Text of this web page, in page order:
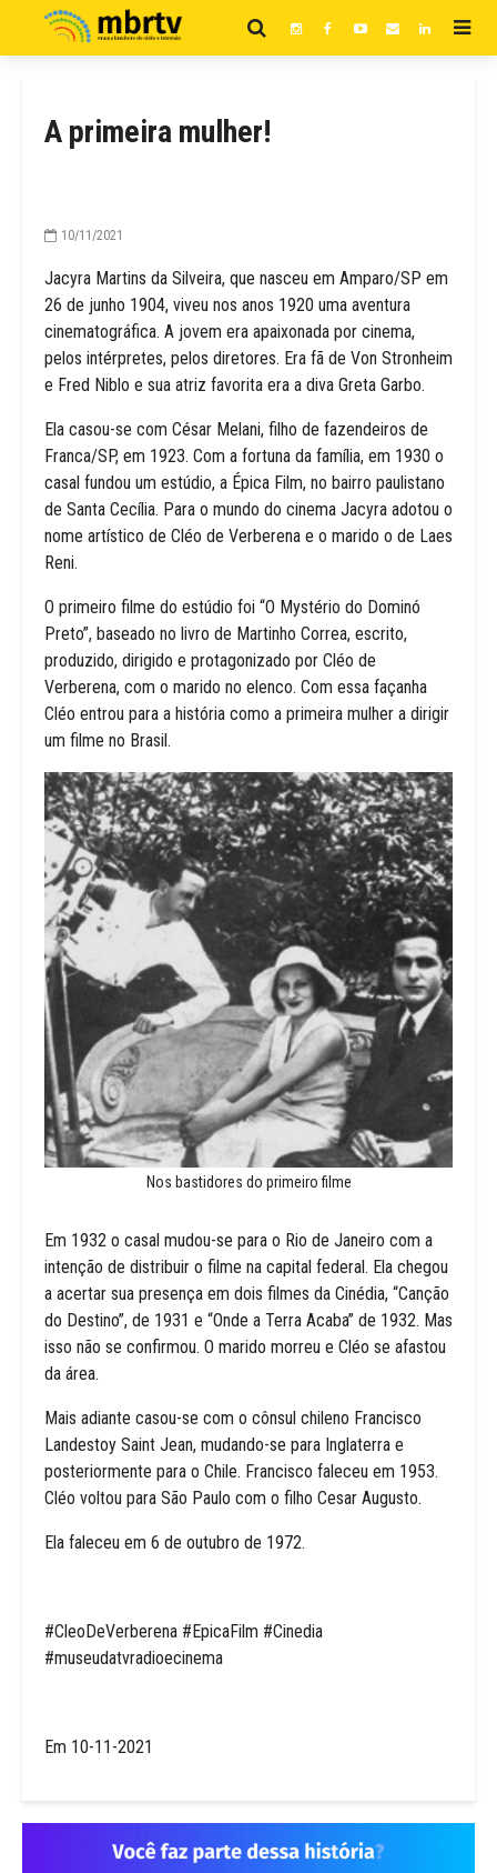
A primeira mulher!
10/11/2021
Jacyra Martins da Silveira, que nasceu em Amparo/SP em
26 de junho 1904, viveu nos anos 1920 uma aventura
cinematográfica. A jovem era apaixonada por cinema,
pelos intérpretes, pelos diretores. Era fã de Von Stronheim
e Fred Niblo e sua atriz favorita era a diva Greta Garbo.
Ela casou-se com César Melani, filho de fazendeiros de
Franca/SP, em 1923. Com a fortuna da família, em 1930 o
casal fundou um estúdio, a Épica Film, no bairro paulistano
de Santa Cecília. Para o mundo do cinema Jacyra adotou o
nome artístico de Cléo de Verberena e o marido o de Laes
Reni.
O primeiro filme do estúdio foi “O Mystério do Dominó
Preto”, baseado no livro de Martinho Correa, escrito,
produzido, dirigido e protagonizado por Cléo de
Verberena, com o marido no elenco. Com essa façanha
Cléo entrou para a história como a primeira mulher a dirigir
um filme no Brasil.
Nos bastidores do primeiro filme
Em 1932 o casal mudou-se para o Rio de Janeiro com a
intenção de distribuir o filme na capital federal. Ela chegou
a acertar sua presença em dois filmes da Cinédia, “Canção
do Destino”, de 1931 e “Onde a Terra Acaba” de 1932. Mas
isso não se confirmou. O marido morreu e Cléo se afastou
da área.
Mais adiante casou-se com o cônsul chileno Francisco
Landestoy Saint Jean, mudando-se para Inglaterra e
posteriormente para o Chile. Francisco faleceu em 1953.
Cléo voltou para São Paulo com o filho Cesar Augusto.
Ela faleceu em 6 de outubro de 1972.
#CleoDeVerberena #EpicaFilm #Cinedia
#museudatvradioecinema
Em 10-11-2021